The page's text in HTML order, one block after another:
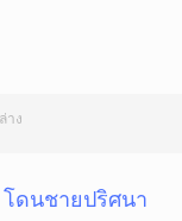
าง
ดนชายปริศนา